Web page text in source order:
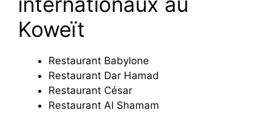
Koweït
Restaurant Babylone
Restaurant Dar Hamad
Restaurant César
Restaurant Al Shamam